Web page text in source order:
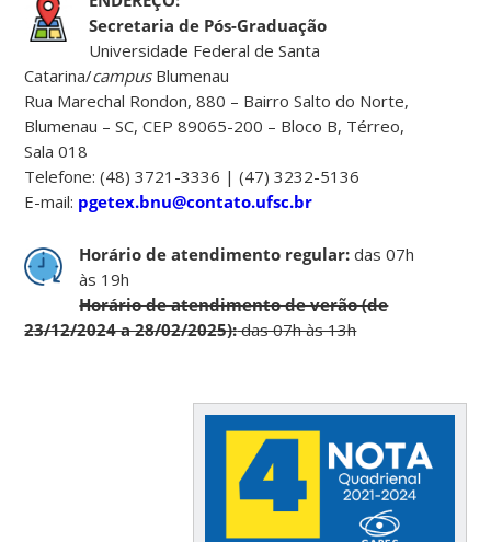
Secretaria de Pós-Graduação
Universidade Federal de Santa
Catarina/campusBlumenau
Rua Marechal Rondon, 880 – Bairro Salto do Norte,
Blumenau – SC, CEP 89065-200 – Bloco B, Térreo,
Sala 018
Telefone: (48) 3721-3336 | (47) 3232-5136
E-mail: pgetex.bnu@contato.ufsc.br
Horário de atendimento regular: das 07h
às 19h
Horário de atendimento de verão (de
23/12/2024 a 28/02/2025):das 07h às 13h